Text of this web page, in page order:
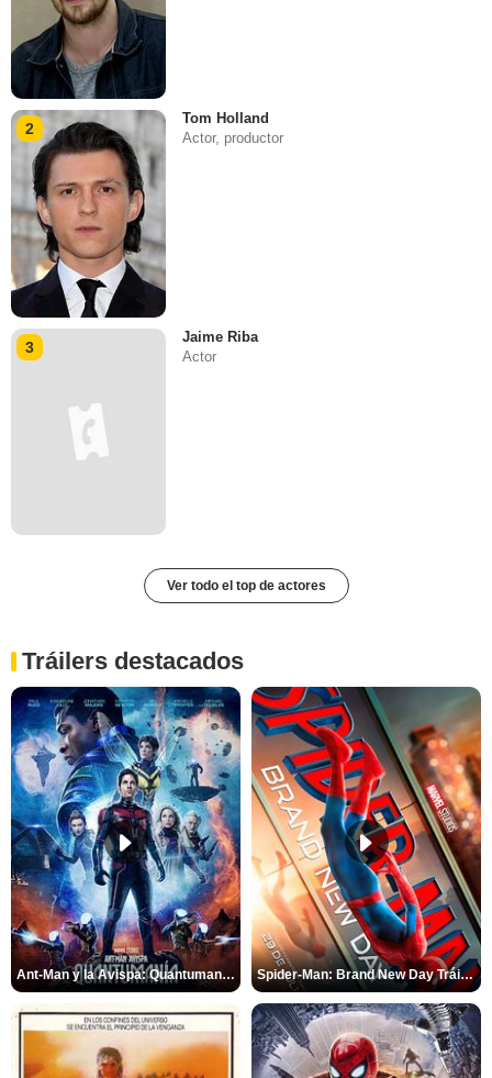
2
Tom Holland
Actor, productor
3
Jaime Riba
Actor
Ver todo el top de actores
Tráilers destacados
Ant-Man y la Avispa: Quantumanía Tráiler (2) Spider-Man: Brand New Day Tráiler (3)